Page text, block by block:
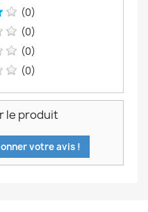
(0)
(0)
(0)
(0)
le produit
votre avis !